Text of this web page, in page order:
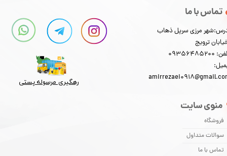
منوی سایت
فروشگاه
سوالات متداول
تماس با ما
تماس با ما
مرزی سرپل ذهاب
ترویج
رهگیری مرسوله پستی​​​​​​​